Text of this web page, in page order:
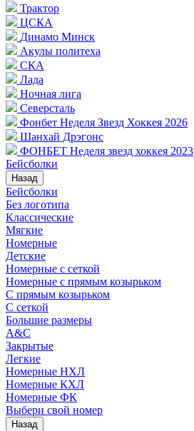
Трактор
ЦСКА
Динамо Минск
Акулы политеха
СКА
Лада
Ночная лига
Северсталь
Фонбет Неделя Звезд Хоккея 2026
Шанхай Дрэгонс
ФОНБЕТ Неделя звезд хоккея 2023
Бейсболки
Назад
Бейсболки
Без логотипа
Классические
Мягкие
Номерные
Детские
Номерные с сеткой
Номерные с прямым козырьком
С прямым козырьком
С сеткой
Большие размеры
A&C
Закрытые
Легкие
Номерные НХЛ
Номерные КХЛ
Номерные ФК
Выбери свой номер
Назад